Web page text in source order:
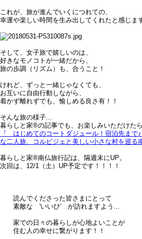
これが、旅が進んでいくにつれての、
幸運や楽しい時間を生み出してくれたと感じま
そして、女子旅で嬉しいのは、
好きなモノコトが一緒だから、
旅の歩調（リズム）も、合うこと！
けれど、ずっと一緒じゃなくても、
お互いに自由行動しながら、
着かず離れずでも、愉しめる良さ有！！
そんな旅の様子...
暮らしと家®の記事でも、お楽しみいただけたら
『 はじめてのコートダジュール！宿泊先まで
な二人旅、コルビジェと美しい小さな村を巡る
暮らしと家®南仏旅行記は、隔週末にUP。
次回は、12/1（土）UP予定です！！！！
読んでくださった皆さまにとって
素敵な 'いいひ' が訪れますよう...
家での日々の暮らしが心地よいことが
住む人の幸せに繋がります！！